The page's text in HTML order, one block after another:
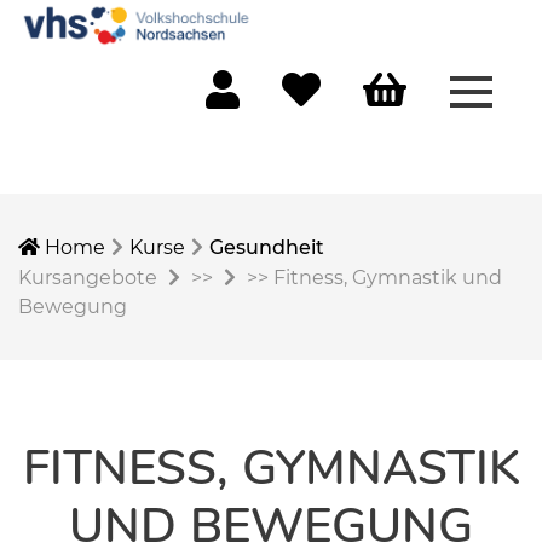
Home Kurse
Gesundheit
Kursangebote
>> >> Fitness, Gymnastik und
Bewegung
FITNESS, GYMNASTIK
UND BEWEGUNG